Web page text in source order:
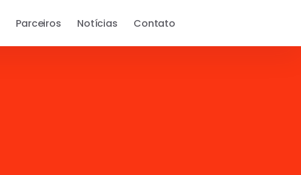
Parceiros Notícias Contato